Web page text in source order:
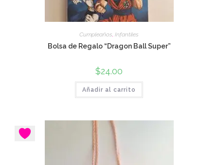
Cumpleaños Infantiles
Bolsa de Regalo “Dragon Ball Super”
$24.00
Añadir al carrito